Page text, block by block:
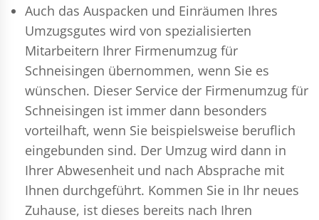
Auch das Auspacken und Einräumen Ihres
Umzugsgutes wird von spezialisierten
Mitarbeitern Ihrer Firmenumzug für
Schneisingen übernommen, wenn Sie es
wünschen. Dieser Service der Firmenumzug für
Schneisingen ist immer dann besonders
vorteilhaft, wenn Sie beispielsweise beruflich
eingebunden sind. Der Umzug wird dann in
Ihrer Abwesenheit und nach Absprache mit
Ihnen durchgeführt. Kommen Sie in Ihr neues
Zuhause, ist dieses bereits nach Ihren